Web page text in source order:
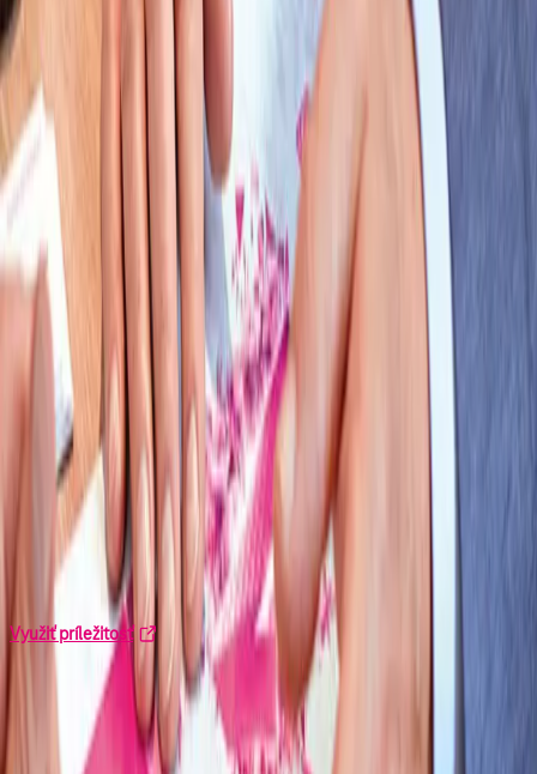
835 000 000 €
Výnosy za rok 2024: Výnosy našej spoločnosti narástli medziročne o
6 174 000 €.
2 105 000 +
Zákazníkov s mobilnými službami: Z toho 1 375 000 našich zákazníkov
využíva paušál a 351 000 dobíjaciu kartu.
660 000 +
Zákazníkov s Magio Internetom. Magio Televíziu využíva 506 000
zákazníkov.
1 226 000
Domácností pokrývame optickou sieťou: Môžeme tak zriadiť
superrýchly a spoľahlivý Magio Internet už viac ako milión
domácnostiam.
Silné partnerstvo na úrovni
Franchise partnerstvo vám umožní viesť pobočku pod značkou
Telekom so silnou podporou, know-how a overenými procesmi.
Využiť príležitosť
Úloha franchise partnera
Budete viesť predajňu, plniť ciele, navrhovať zlepšenia a budovať tím
s dôrazom na zákazníka, zodpovednosť a inšpiratívne vedenie.